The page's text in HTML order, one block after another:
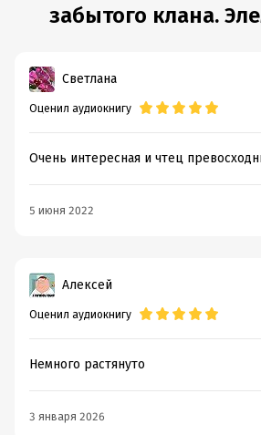
забытого клана.
Светлана
Оценил аудиокнигу
Очень интересная и чтец
5 июня 2022
Алексей
Оценил аудиокнигу
Немного растянуто
3 января 2026